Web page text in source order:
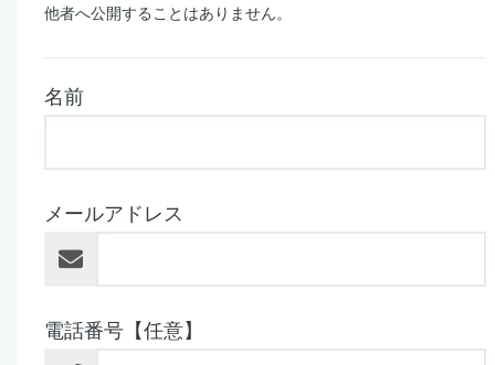
他者へ公開することはありません。
名前
メールアドレス
電話番号【任意】